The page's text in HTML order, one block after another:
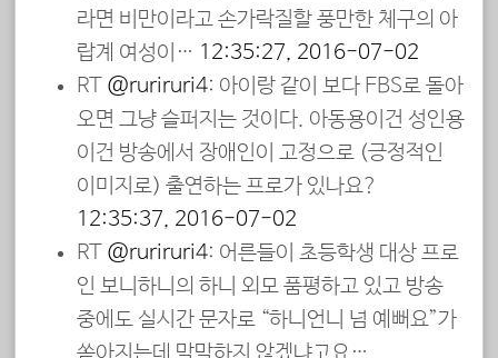
라면 비만이라고 손가락질할 풍만한 체구의 아
랍계 여성이… 12:35:27, 2016-07-02
RT @ruriruri4: 아이랑 같이 보다 EBS로 돌아
오면 그냥 슬퍼지는 것이다. 아동용이건 성인용
이건 방송에서 장애인이 고정으로 (긍정적인
이미지로) 출연하는 프로가 있나요?
12:35:37, 2016-07-02
RT @ruriruri4: 어른들이 초등학생 대상 프로
인 보니하니의 하니 외모 품평하고 있고 방송
중에도 실시간 문자로 “하니언니 넘 예뻐요”가